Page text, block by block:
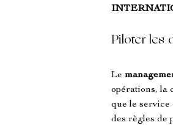
Piloter les
Le
opérations, la
que le service
des règles de